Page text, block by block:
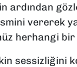
ardından
vererek
herhangi